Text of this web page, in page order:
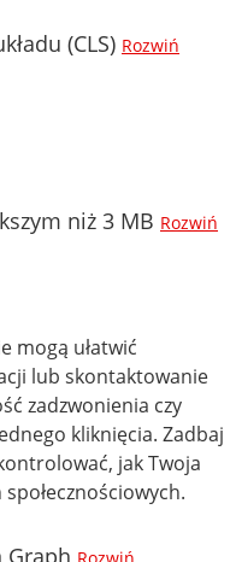
(CLS) Rozwiń
niż 3 MB Rozwiń
mogą ułatwić
lub skontaktowanie
zadzwonienia czy
kliknięcia. Zadbaj
jak Twoja
Graph